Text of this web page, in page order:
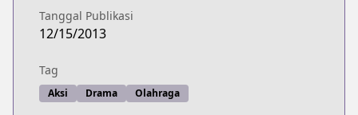
Tanggal Publikasi
12/15/2013
Tag
Aksi Drama Olahraga